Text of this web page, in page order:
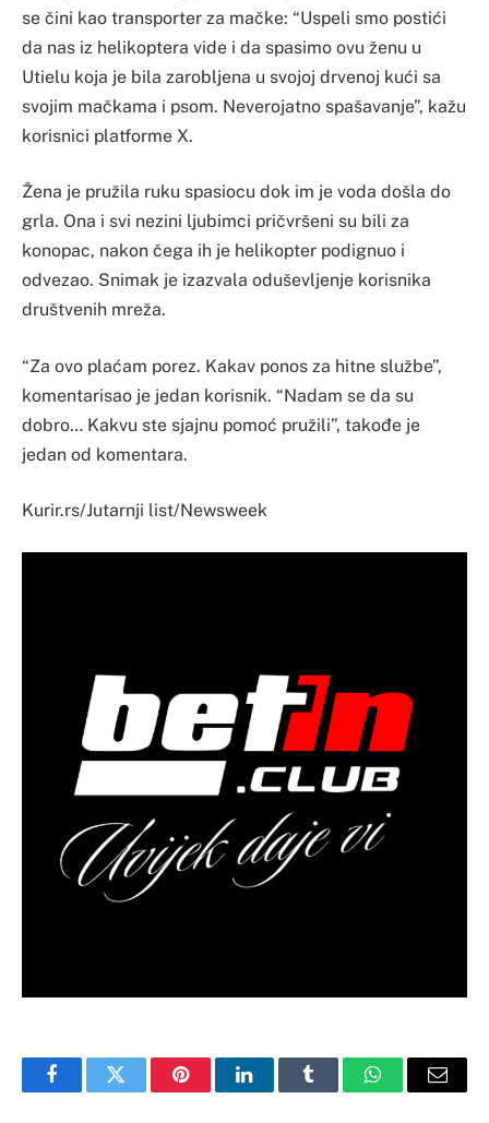
se čini kao transporter za mačke: “Uspeli smo postići
da nas iz helikoptera vide i da spasimo ovu ženu u
Utielu koja je bila zarobljena u svojoj drvenoj kući sa
svojim mačkama i psom. Neverojatno spašavanje”, kažu
korisnici platforme X.
Žena je pružila ruku spasiocu dok im je voda došla do
grla. Ona i svi nezini ljubimci pričvršeni su bili za
konopac, nakon čega ih je helikopter podignuo i
odvezao. Snimak je izazvala oduševljenje korisnika
društvenih mreža.
“Za ovo plaćam porez. Kakav ponos za hitne službe”,
komentarisao je jedan korisnik. “Nadam se da su
dobro… Kakvu ste sjajnu pomoć pružili”, takođe je
jedan od komentara.
Kurir.rs/Jutarnji list/Newsweek
FacebookTwitter PinterestLinkedInTumblr WhatsAppEmail